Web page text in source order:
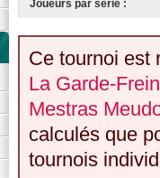
Joueurs par série :
Ce tournoi est
La Garde-
Mestras
calculés que
tournois